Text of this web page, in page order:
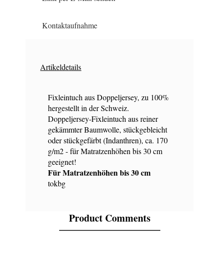
Kontaktaufnahme
Artikeldetails
Fixleintuch aus Doppeljersey, zu 100%
hergestellt in der Schweiz.
Doppeljersey-Fixleintuch aus reiner
gekämmter Baumwolle, stückgebleicht
oder stückgefärbt (Indanthren), ca. 170
g/m2 - für Matratzenhöhen bis 30 cm
geeignet!
Für Matratzenhöhen bis 30 cm
tokbg
Product Comments